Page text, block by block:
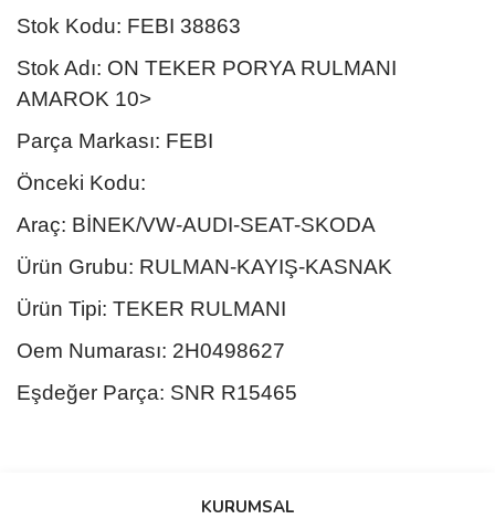
Stok Kodu: FEBI 38863
Stok Adı: ON TEKER PORYA RULMANI
AMAROK 10>
Parça Markası: FEBI
Önceki Kodu:
Araç: BİNEK/VW-AUDI-SEAT-SKODA
Ürün Grubu: RULMAN-KAYIŞ-KASNAK
Ürün Tipi: TEKER RULMANI
Oem Numarası: 2H0498627
Eşdeğer Parça: SNR R15465
Bu ürüne ilk yorumu siz yapın!
KURUMSAL